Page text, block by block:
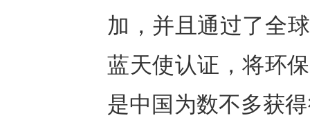
加，并且通过了全
蓝天使认证，将环
是中国为数不多获